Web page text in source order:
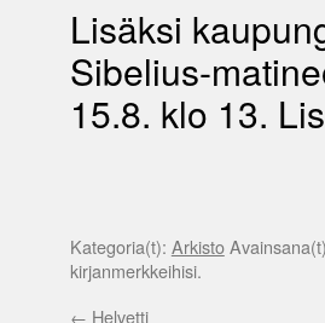
Lisäksi
Sibelius-
15.8. klo 13.
Kategoria(t): Arkisto
kirjanmerkkeihisi.
← Helvetti